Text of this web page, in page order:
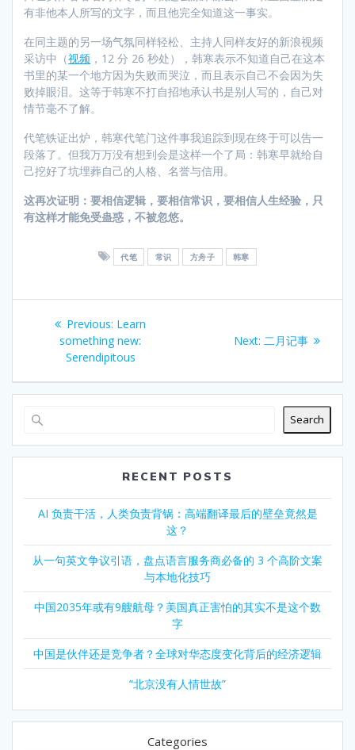
有非他本人所写的文字，而且他完全知道这一事实。
在同主题的另一场气氛同样轻松、主持人同样友好的新浪视频
采访中（视频 ，12 分 26 秒处），韩寒表示不知道自己在这本
书里的某一个地方因为失败而哭泣，而且表示自己不会因为失
败掉眼泪。这等于韩寒不打自招地承认书是别人写的，自己对
情节毫不了解。
代笔铁证出炉，韩寒代笔门这件事我追踪到现在终于可以告一
段落了。但我万万没有想到会是这样一个了局：韩寒早就给自
己挖好了坑埋葬自己的人格、名誉与信用。
这再次证明：要相信逻辑，要相信常识，要相信人生经验，只
有这样才能免受蛊惑，不被忽悠。
代笔 常识 方舟子 韩寒
Post
navigation
Previous: Previous
post:
Learn
something new:
Serendipitous
Next: Next
二月记事
Search
RECENT POSTS
AI 负责干活，人类负责背锅：高端翻译最后的壁垒竟然是
这？
从一句英文争议引语，盘点语言服务商必备的 3 个高阶文案
与本地化技巧
中国2035年或有9艘航母？美国真正害怕的其实不是这个数
字
中国是伙伴还是竞争者？全球对华态度变化背后的经济逻辑
“北京没有人情世故”
Categories